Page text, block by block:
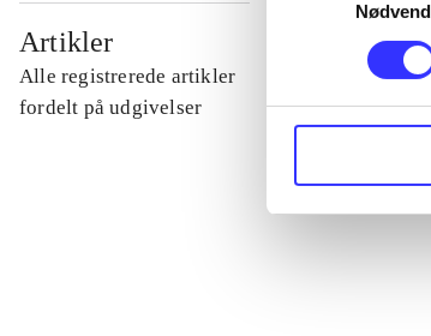
Artikler
Alle registrerede artikler
fordelt på udgivelser